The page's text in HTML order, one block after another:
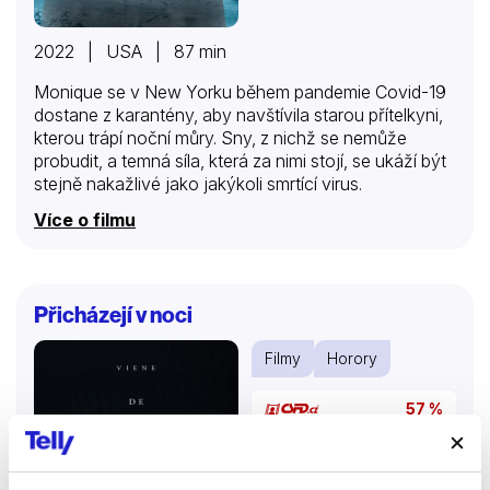
2022 | USA | 87 min
Monique se v New Yorku během pandemie Covid-19
dostane z karantény, aby navštívila starou přítelkyni,
kterou trápí noční můry. Sny, z nichž se nemůže
probudit, a temná síla, která za nimi stojí, se ukáží být
stejně nakažlivé jako jakýkoli smrtící virus.
Více o filmu
Přicházejí v noci
Filmy Horory
57 %